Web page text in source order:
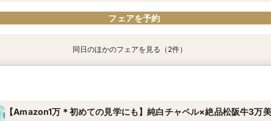
フェアを予約
9:30〜
10:00〜
9:30〜
10:00〜
同日のほかのフェアを見る（2件）
【Amazon1万＊初めての見学にも】純白チャペル×絶品松阪牛3万